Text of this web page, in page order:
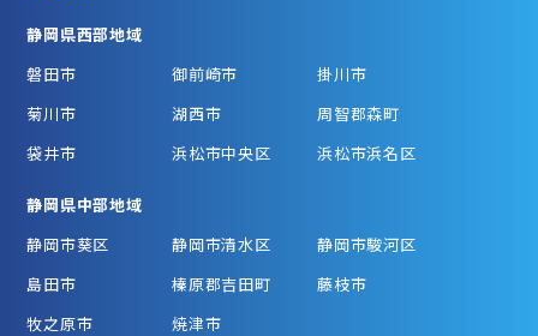
静岡県西部地域
磐田市
御前崎市
掛川市
菊川市
湖西市
周智郡森町
袋井市
浜松市中央区 浜松市浜名区
静岡県中部地域
静岡市葵区
静岡市清水区
静岡市駿河区
島田市
榛原郡吉田町
藤枝市
牧之原市
焼津市